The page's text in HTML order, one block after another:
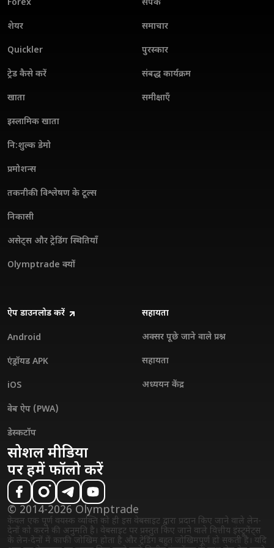
Forex
शेयर
Quickler
ट्रेड कैसे करें
खाता
इस्लामिक खाता
नि:शुल्क डेमो
प्रमोशन्स
तकनीकी विश्लेषण के टूल्स
निकासी
असेट्स और ट्रेडिंग स्थितियाँ
Olymptrade क्यों
संपर्क
समाचार
पुरस्कार
संबद्ध कार्यक्रम
समीक्षाएँ
ऐप डाउनलोड करें
Android
एंड्रॉयड APK
iOS
वेब ऐप (PWA)
डेस्कटॉप
सहायता
अक्सर पूछे जाने वाले प्रश्न
सहायता
अध्ययन केंद्र
सोशल मीडिया
पर हमें फॉलो करें
© 2014-2026 Olymptrade
केवल एक पूर्ण वयस्क व्यक्ति को ही इस वेबसाइट द्वारा प्रदान किए जाने वाले लेन-
देनों को करने की अनुमति है। वेबसाइट पर प्रस्तुत किए जाने वाले वित्तीय इंस्ट्रुमेंट्स
के लेन-देनों में काफी जोखिम होता है और ट्रेडिंग बहुत जोखिमपूर्ण हो सकती है। यदि